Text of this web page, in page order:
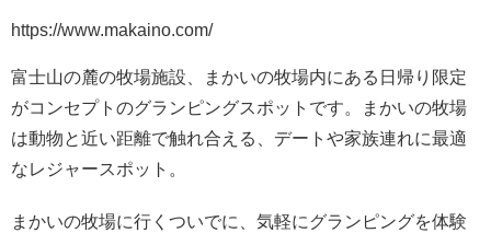
https://www.makaino.com/
富士山の麓の牧場施設、まかいの牧場内にある日帰り限定
がコンセプトのグランピングスポットです。まかいの牧場
は動物と近い距離で触れ合える、デートや家族連れに最適
なレジャースポット。
まかいの牧場に行くついでに、気軽にグランピングを体験